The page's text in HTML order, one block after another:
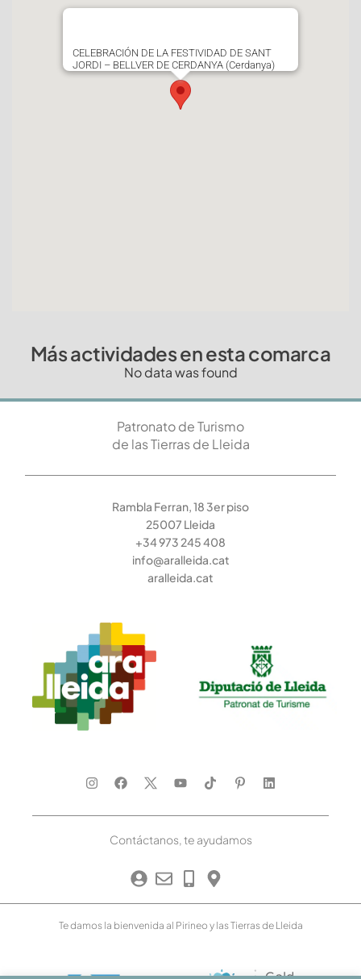
CELEBRACIÓN DE LA FESTIVIDAD DE SANT
JORDI – BELLVER DE CERDANYA (Cerdanya)
Más actividades en esta comarca
No data was found
Patronato de Turismo
de las Tierras de Lleida
Rambla Ferran, 18 3er piso
25007 Lleida
+34 973 245 408
info@aralleida.cat
aralleida.cat
Contáctanos, te ayudamos
Te damos la bienvenida al Pirineo y las Tierras de Lleida